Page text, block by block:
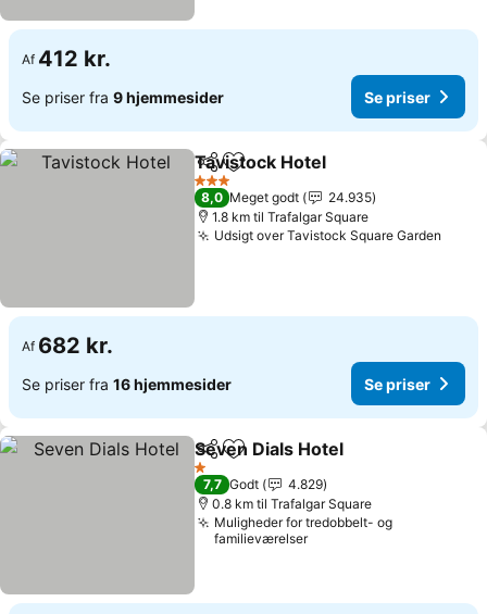
Af 412 kr.
Se priser fra 9 hjemmesider Se priser
Del Føj til favoritter
Tavistock Hotel
3 Stjerner
8,0 Meget godt
24.935
1.8 km til Trafalgar Square
Udsigt over Tavistock Square Garden
Af 682 kr.
Se priser fra 16 hjemmesider Se priser
Del Føj til favoritter
Seven Dials Hotel
1 Stjerner
7,7 Godt
4.829
0.8 km til Trafalgar Square
Muligheder for tredobbelt- og
familieværelser